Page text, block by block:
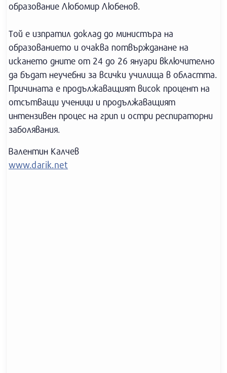
образование Любомир Любенов.
Той е изпратил доклад до министъра на
образованието и очаква потвържданане на
искането дните от 24 до 26 януари включително
да бъдат неучебни за всички училища в областта.
Причината е продължаващият висок процент на
отсътващи ученици и продължаващият
интензивен процес на грип и остри респираторни
заболявания.
Валентин Калчев
www.darik.net